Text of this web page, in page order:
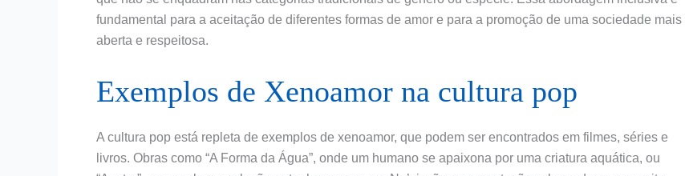
fundamental para a aceitação de diferentes formas de amor e para a promoção de uma sociedade mais
aberta e respeitosa.
Exemplos de Xenoamor na cultura pop
A cultura pop está repleta de exemplos de xenoamor, que podem ser encontrados em filmes, séries e
livros. Obras como “A Forma da Água”, onde um humano se apaixona por uma criatura aquática, ou